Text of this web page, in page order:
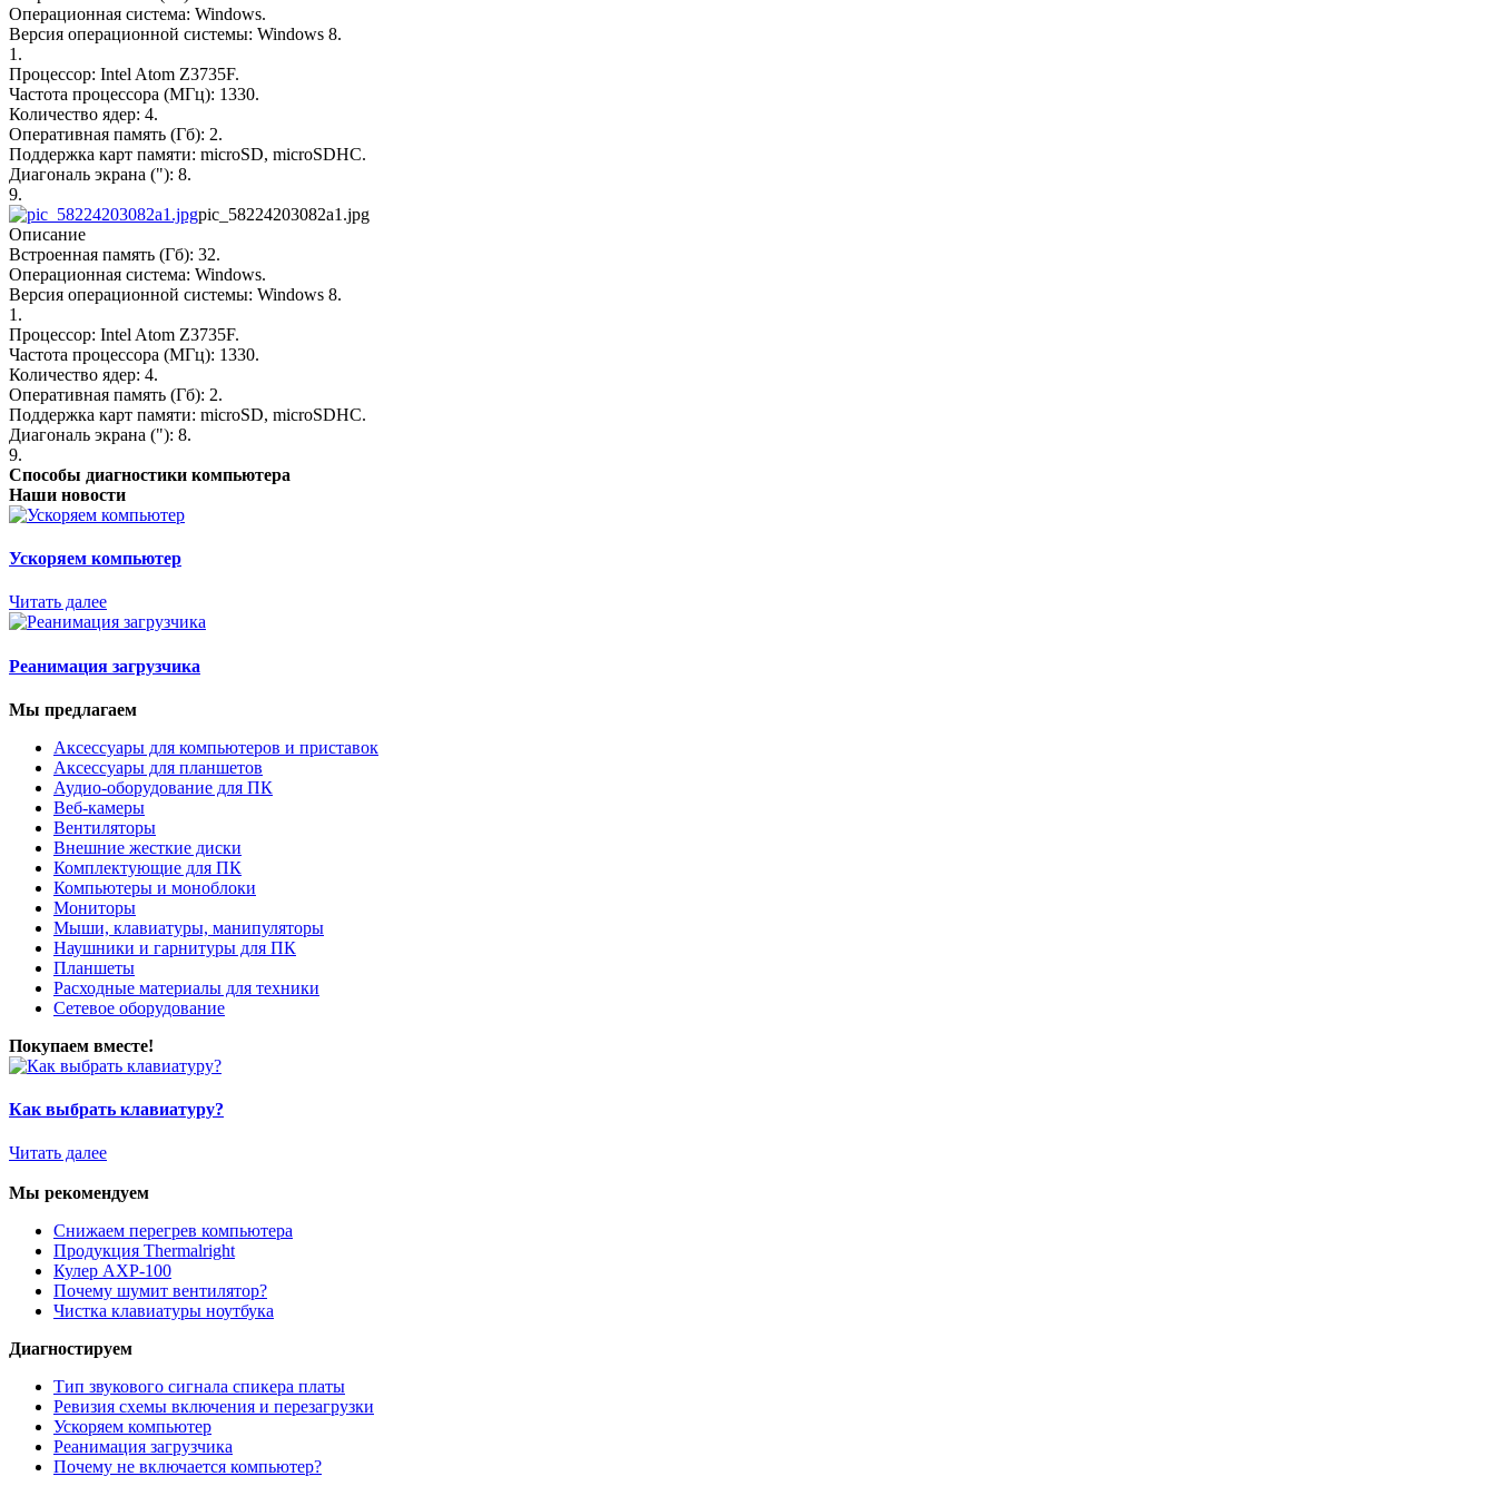
Операционная система: Windows.
Версия операционной системы: Windows 8.
1.
Процессор: Intel Atom Z3735F.
Частота процессора (МГц): 1330.
Количество ядер: 4.
Оперативная память (Гб): 2.
Поддержка карт памяти: microSD, microSDHC.
Диагональ экрана ("): 8.
9.
pic_58224203082a1.jpg
Описание
Встроенная память (Гб): 32.
Операционная система: Windows.
Версия операционной системы: Windows 8.
1.
Процессор: Intel Atom Z3735F.
Частота процессора (МГц): 1330.
Количество ядер: 4.
Оперативная память (Гб): 2.
Поддержка карт памяти: microSD, microSDHC.
Диагональ экрана ("): 8.
9.
Способы диагностики компьютера
Наши новости
Ускоряем компьютер
Читать далее
Реанимация загрузчика
Мы предлагаем
Аксессуары для компьютеров и приставок
Аксессуары для планшетов
Аудио-оборудование для ПК
Веб-камеры
Вентиляторы
Внешние жесткие диски
Комплектующие для ПК
Компьютеры и моноблоки
Мониторы
Мыши, клавиатуры, манипуляторы
Наушники и гарнитуры для ПК
Планшеты
Расходные материалы для техники
Сетевое оборудование
Покупаем вместе!
Как выбрать клавиатуру?
Читать далее
Мы рекомендуем
Снижаем перегрев компьютера
Продукция Thermalright
Кулер AXP-100
Почему шумит вентилятор?
Чистка клавиатуры ноутбука
Диагностируем
Тип звукового сигнала спикера платы
Ревизия схемы включения и перезагрузки
Ускоряем компьютер
Реанимация загрузчика
Почему не включается компьютер?